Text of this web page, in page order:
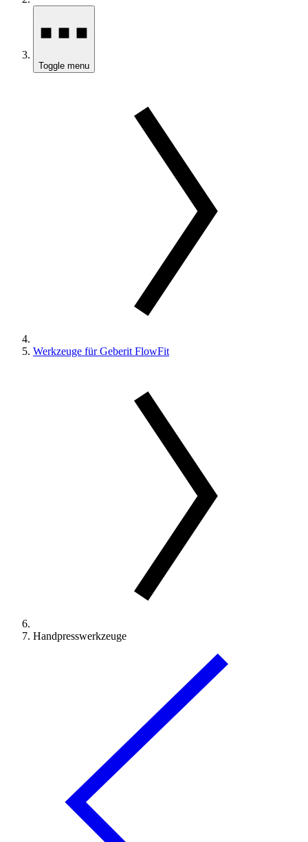
Toggle menu
Werkzeuge für Geberit FlowFit
Handpresswerkzeuge